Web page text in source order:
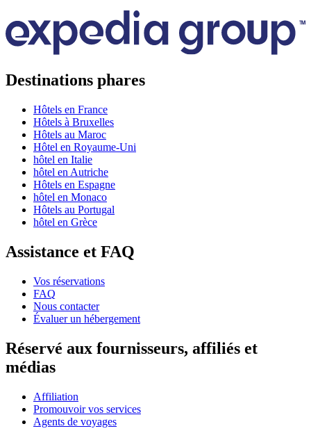
Destinations phares
Hôtels en France
Hôtels à Bruxelles
Hôtels au Maroc
Hôtel en Royaume-Uni
hôtel en Italie
hôtel en Autriche
Hôtels en Espagne
hôtel en Monaco
Hôtels au Portugal
hôtel en Grèce
Assistance et FAQ
Vos réservations
FAQ
Nous contacter
Évaluer un hébergement
Réservé aux fournisseurs, affiliés et
médias
Affiliation
Promouvoir vos services
Agents de voyages